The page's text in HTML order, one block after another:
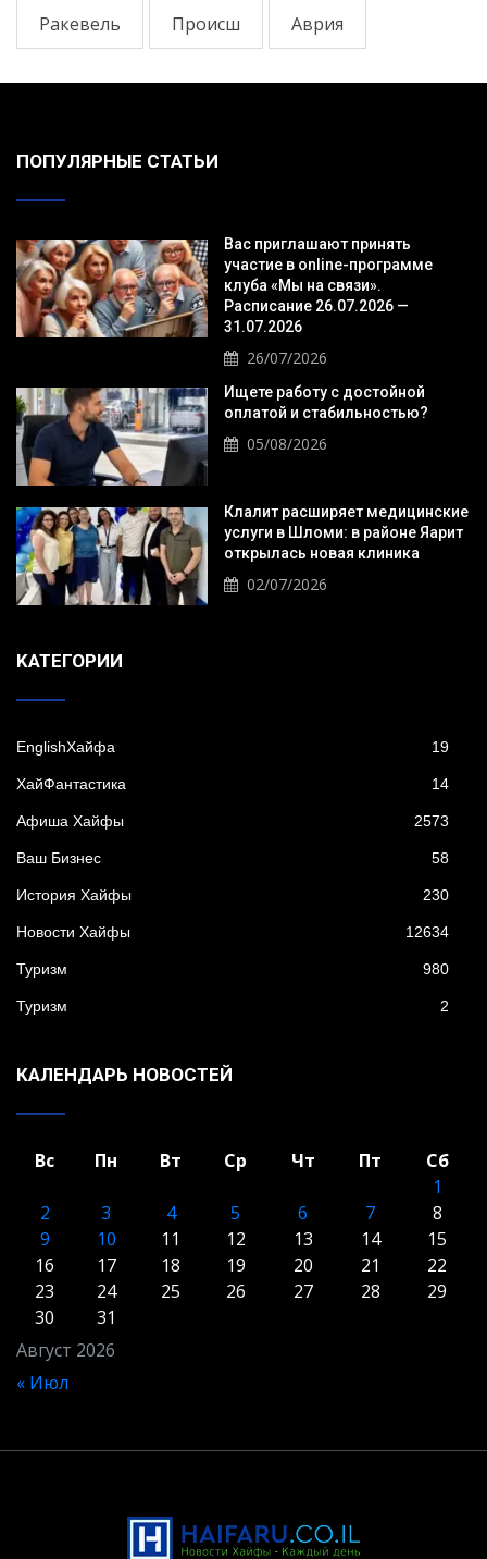
Ракевель Происш Аврия
ПОПУЛЯРНЫЕ СТАТЬИ
Вас приглашают принять
участие в online-программе
клуба «Мы на связи».
Расписание 26.07.2026 —
31.07.2026
26/07/2026
Ищете работу с достойной
оплатой и стабильностью?
05/08/2026
Клалит расширяет медицинские
услуги в Шломи: в районе Яарит
открылась новая клиника
02/07/2026
KАТЕГОРИИ
EnglishХайфа 19
XайФантастика 14
Афиша Хайфы 2573
Ваш Бизнес 58
История Хайфы 230
Новости Хайфы 12634
Туризм 980
Туризм 2
КАЛЕНДАРЬ НОВОСТЕЙ
Август 2026
Вс Пн Вт Ср Чт Пт
Сб
1
2
3 4 5 6 7
8
9
10 11 12 13 14
15
16
17 18 19 20 21
22
23
24 25 26 27 28
29
30
31
« Июл